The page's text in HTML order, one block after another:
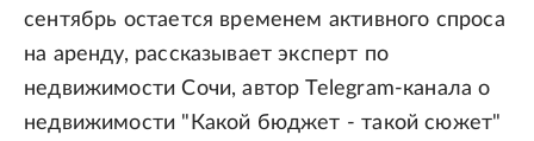
сентябрь остается временем активного спроса
на аренду, рассказывает эксперт по
недвижимости Сочи, автор Telegram-канала о
недвижимости "Какой бюджет - такой сюжет"